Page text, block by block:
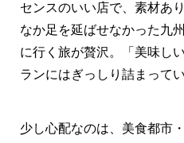
センスのいい店で、素材あ
なか足を延ばせなかった九
に行く旅が贅沢。「美味し
ランにはぎっしり詰まって
少し心配なのは、美食都市